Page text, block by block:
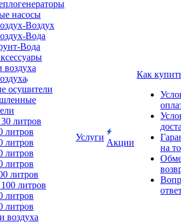
насосы
Воздух
Вода
Вода
осушители
литров
литров
литров
литров
литров
литров
литров
литров
литров
Услуги
Акции
Как
на